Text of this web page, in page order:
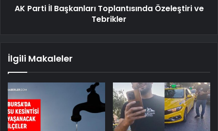
AK Parti İl Başkanları Toplantısında Özeleştiri ve
Tebrikler
İlgili Makaleler